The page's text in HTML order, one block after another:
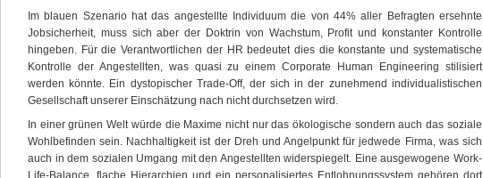
Im blauen Szenario hat das angestellte Individuum die von 44% aller Befragten ersehnte
Jobsicherheit, muss sich aber der Doktrin von Wachstum, Profit und konstanter Kontrolle
hingeben. Für die Verantwortlichen der HR bedeutet dies die konstante und systematische
Kontrolle der Angestellten, was quasi zu einem Corporate Human Engineering stilisiert
werden könnte. Ein dystopischer Trade-Off, der sich in der zunehmend individualistischen
Gesellschaft unserer Einschätzung nach nicht durchsetzen wird.
In einer grünen Welt würde die Maxime nicht nur das ökologische sondern auch das soziale
Wohlbefinden sein. Nachhaltigkeit ist der Dreh und Angelpunkt für jedwede Firma, was sich
auch in dem sozialen Umgang mit den Angestellten widerspiegelt. Eine ausgewogene Work-
Life-Balance, flache Hierarchien und ein personalisiertes Entlohnungssystem gehören dort